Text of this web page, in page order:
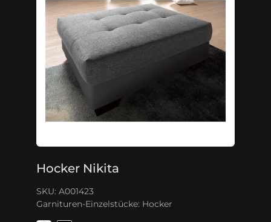
Hocker Nikita
SKU: A001423
Garnituren-Einzelstücke: Hocker